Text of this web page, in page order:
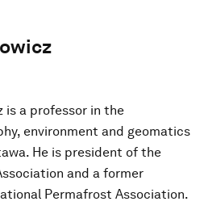
is a professor in the
environment and geomatics
He is president of the
and a former
Permafrost Association.